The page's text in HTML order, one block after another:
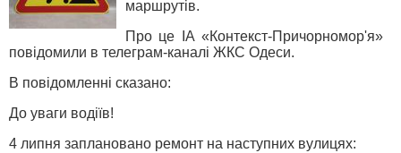
маршрутів.
Про це ІА «Контекст-Причорномор'я»
повідомили в телеграм-каналі ЖКС Одеси.
В повідомленні сказано:
До уваги водіїв!
4 липня заплановано ремонт на наступних вулицях: